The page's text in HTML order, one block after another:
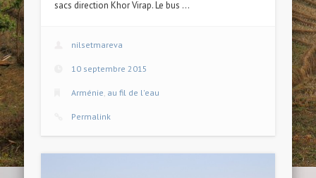
sacs direction Khor Virap. Le bus …
nilsetmareva
10 septembre 2015
Arménie, au fil de l'eau
Permalink